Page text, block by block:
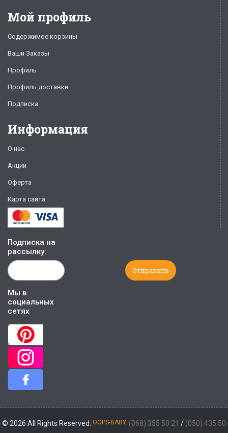
Мой профиль
Содержимое корзины
Ваши Заказы
Профиль
Профиль доставки
Подписка
Информация
О нас
Акции
Оферта
Карта сайта
Подписка на
рассылку:
Мы в
социальных
сетях
© 2026 All Rights Reserved. OOPS-BABY. (068) 355 50 21 / (050) 435 50